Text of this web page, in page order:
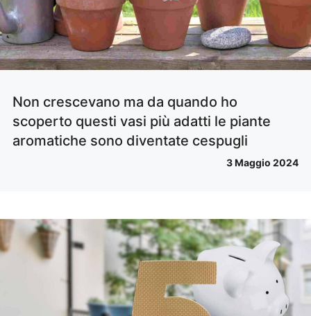
Non crescevano ma da quando ho
scoperto questi vasi più adatti le piante
aromatiche sono diventate cespugli
3 Maggio 2024